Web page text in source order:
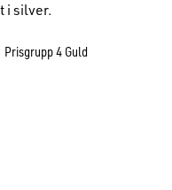
i silver.
Prisgrupp 4 Guld